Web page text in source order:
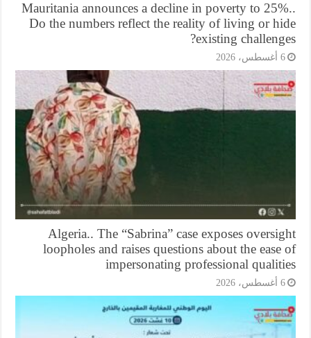
Mauritania announces a decline in poverty to
Do the numbers reflect the reality of living or
existing
Algeria.. The “Sabrina” case exposes
loopholes and raises questions about the
impersonating professional